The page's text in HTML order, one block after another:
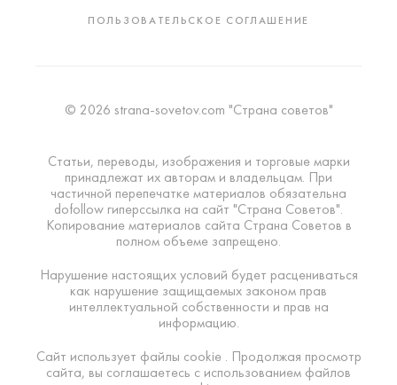
ПОЛЬЗОВАТЕЛЬСКОЕ СОГЛАШЕНИЕ
© 2026 strana-sovetov.com "Страна советов"
Статьи, переводы, изображения и торговые марки
принадлежат их авторам и владельцам. При
частичной перепечатке материалов обязательна
dofollow гиперссылка на сайт "Страна Советов".
Копирование материалов сайта Страна Советов в
полном объеме запрещено.
Нарушение настоящих условий будет расцениваться
как нарушение защищаемых законом прав
интеллектуальной собственности и прав на
информацию.
Сайт использует файлы cookie . Продолжая просмотр
сайта, вы соглашаетесь с использованием файлов